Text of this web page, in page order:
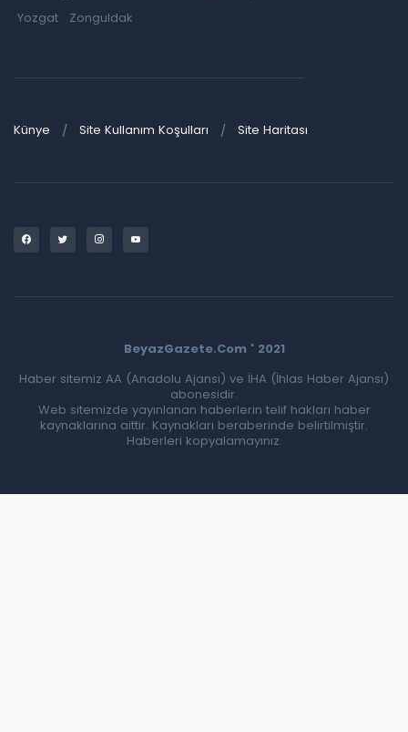
Yozgat
Zonguldak
Künye Site Kullanım Koşulları Site Haritası
BeyazGazete.Com ' 2021
Haber sitemiz AA (Anadolu Ajansı) ve İHA (İhlas Haber Ajansı)
abonesidir.
Web sitemizde yayınlanan haberlerin telif hakları haber
kaynaklarına aittir. Kaynakları beraberinde belirtilmiştir.
Haberleri kopyalamayınız.